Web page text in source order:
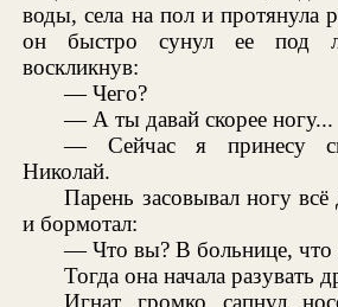
воды, села на пол и протянула
он быстро сунул ее под
воскликнув:
— Чего?
— А ты давай скорее ногу...
— Сейчас я принесу
Николай.
Парень засовывал ногу
и бормотал:
— Что вы? В больнице, что
Тогда она начала разувать
Игнат громко сапнул